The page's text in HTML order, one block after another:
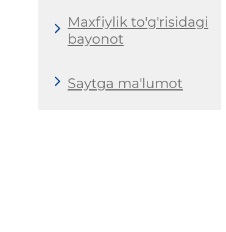
Maxfiylik to'g'risidagi
bayonot
Saytga ma'lumot